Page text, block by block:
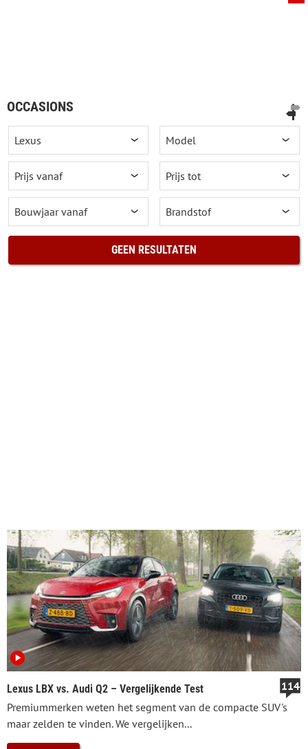
OCCASIONS
GEEN RESULTATEN
Lexus LBX vs. Audi Q2 – Vergelijkende Test
114
Premiummerken weten het segment van de compacte SUV's
maar zelden te vinden. We vergelijken...